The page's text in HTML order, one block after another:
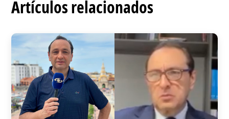
Artículos relacionados